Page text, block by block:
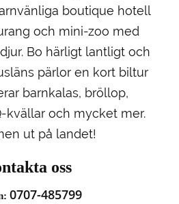
boutique hotell
och mini-zoo med
Bo härligt lantligt och
pärlor en kort biltur
barnkalas, bröllop,
kvällar och mycket mer.
ut på landet!
oss
0707-485799